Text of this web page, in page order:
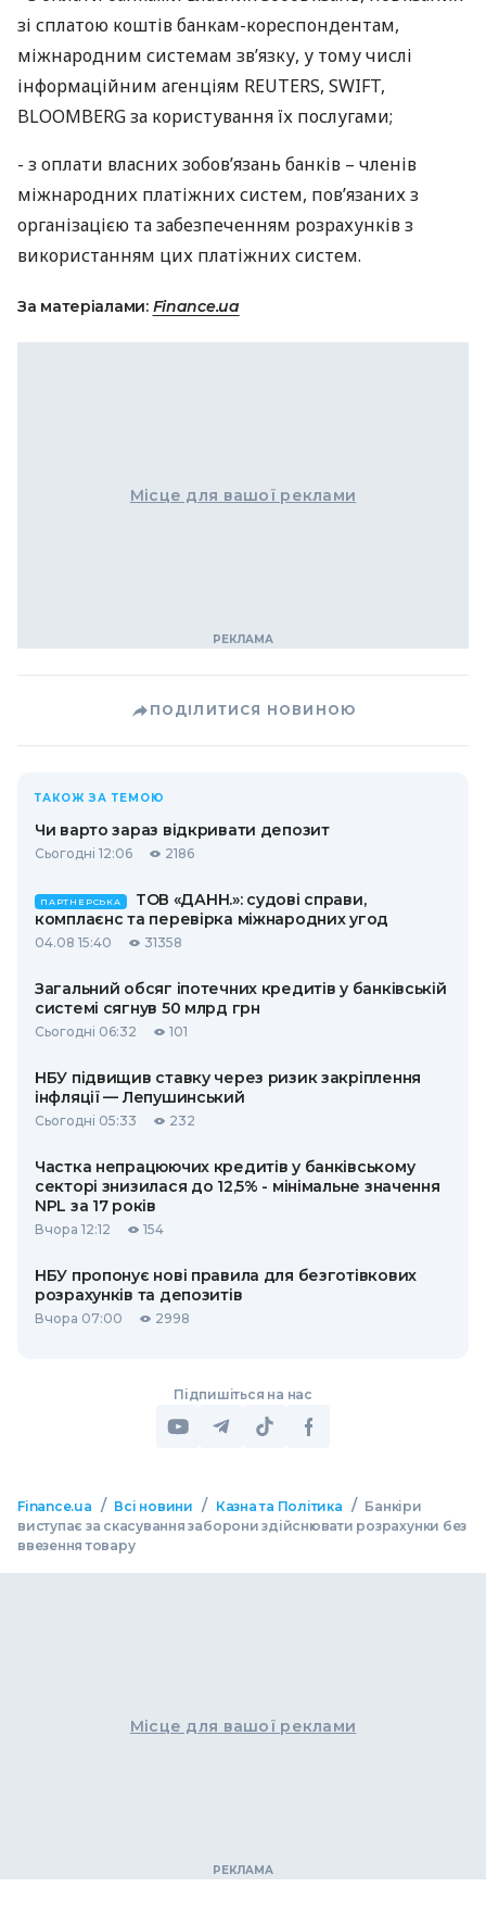
зі сплатою коштів банкам-кореспондентам,
міжнародним системам зв’язку, у тому числі
інформаційним агенціям REUTERS, SWIFT,
BLOOMBERGза користування їх послугами;
- з оплати власних зобов’язань банків – членів
міжнародних платіжних систем, пов’язаних з
організацією та забезпеченням розрахунків з
використанням цих платіжних систем.
За матеріалами: Finance.ua
Місце для вашої реклами
ПОДІЛИТИСЯ НОВИНОЮ
ТАКОЖ ЗА ТЕМОЮ
Чи варто зараз відкривати депозит
Сьогодні 12:06 2186
ПАРТНЕРСЬКА
ТОВ «ДАНН.»: судові справи,
комплаєнс та перевірка міжнародних угод
04.08 15:40 31358
Загальний обсяг іпотечних кредитів у банківській
системі сягнув 50 млрд грн
Сьогодні 06:32 101
НБУ підвищив ставку через ризик закріплення
інфляції — Лепушинський
Сьогодні 05:33 232
Частка непрацюючих кредитів у банківському
секторі знизилася до 12,5% - мінімальне значення
NPL за 17 років
Вчора 12:12 154
НБУ пропонує нові правила для безготівкових
розрахунків та депозитів
Вчора 07:00 2998
Підпишіться на нас
Finance.ua / Всі новини / Казна та Політика / Банкіри
виступає за скасування заборони здійснювати розрахунки без
ввезення товару
Місце для вашої реклами